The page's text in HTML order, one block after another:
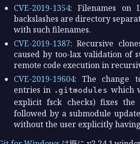
CVE-2019-1354: Filenames on
backslashes are directory
with such filenames.
CVE-2019-1387: Recursive
caused by too-lax validation of
remote code execution in
CVE-2019-19604: The change
entries in .gitmodules which
explicit fsck checks) fixes
followed by a submodule
without the user explicitly